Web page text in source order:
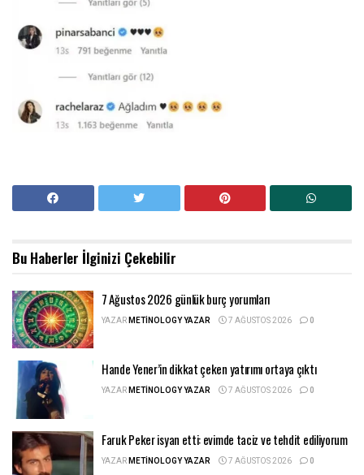
Bu Haberler İlginizi Çekebilir
7 Ağustos 2026 günlük burç yorumları
YAZARMETINOLOGY YAZAR 7 AĞUSTOS 2026 0
Hande Yener’in dikkat çeken yatırımı ortaya çıktı
YAZARMETINOLOGY YAZAR 7 AĞUSTOS 2026 0
Faruk Peker isyan etti: evimde taciz ve tehdit ediliyorum
YAZARMETINOLOGY YAZAR 7 AĞUSTOS 2026 0